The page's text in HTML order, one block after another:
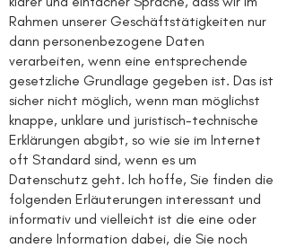
Rahmen unserer Geschäftstätigkeiten nur
dann personenbezogene Daten
verarbeiten, wenn eine entsprechende
gesetzliche Grundlage gegeben ist. Das ist
sicher nicht möglich, wenn man möglichst
knappe, unklare und juristisch-technische
Erklärungen abgibt, so wie sie im Internet
oft Standard sind, wenn es um
Datenschutz geht. Ich hoffe, Sie finden die
folgenden Erläuterungen interessant und
informativ und vielleicht ist die eine oder
andere Information dabei, die Sie noch